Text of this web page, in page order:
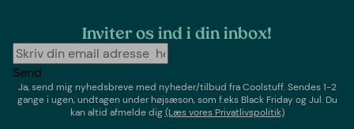
Inviter os ind i din inbox!
Send
Ja, send mig nyhedsbreve med nyheder/tilbud fraCoolstuff. Sendes 1-2
gange i ugen,undtagen under højsæson, som f.eks Black Friday og Jul. Du
kan altid afmelde dig(Læs vores Privatlivspolitik)